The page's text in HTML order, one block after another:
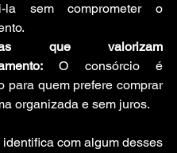
la sem comprometer o
que valorizam
O consórcio é
para quem prefere comprar
organizada e sem juros.
com algum desses